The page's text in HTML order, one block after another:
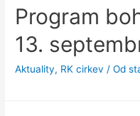
v
farnosti
Program
13.
Aktuality, RK cirkev / Od